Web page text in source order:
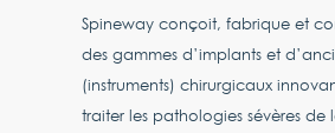
Spineway conçoit, fabrique et
des gammes d’implants et
(instruments) chirurgicaux
traiter les pathologies sévères